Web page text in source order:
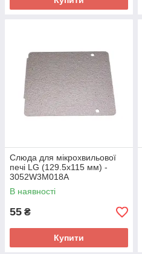
Слюда для мікрохвильової
печі LG (129.5x115 мм) -
3052W3M018A
В наявності
55 ₴
Купити